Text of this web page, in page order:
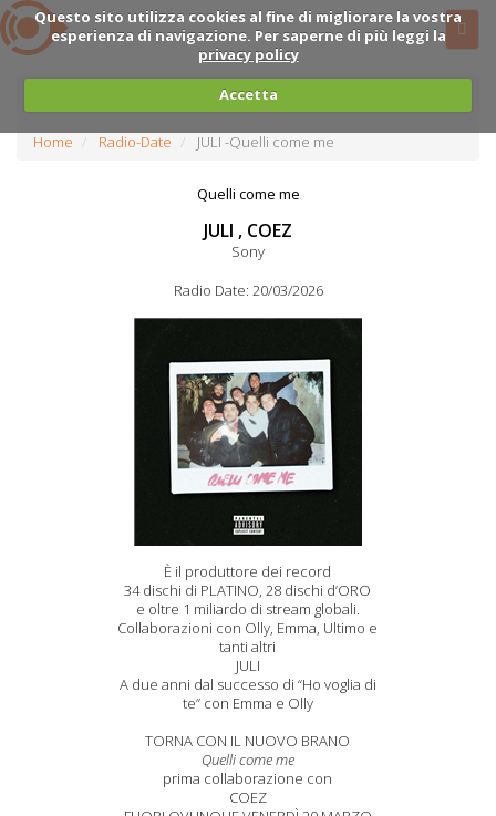
Questo sito utilizza cookies al fine di migliorare la vostra
esperienza di navigazione. Per saperne di più leggi la
privacy policy
Accetta
Home Radio-Date JULI -Quelli come me
Quelli come me
JULI , COEZ
Sony
Radio Date: 20/03/2026
È il produttore dei record
34 dischi di PLATINO, 28 dischi d’ORO
e oltre 1 miliardo di stream globali.
Collaborazioni con Olly, Emma, Ultimo e
tanti altri
JULI
A due anni dal successo di “Ho voglia di
te” con Emma e Olly
TORNA CON IL NUOVO BRANO
Quelli come me
prima collaborazione con
COEZ